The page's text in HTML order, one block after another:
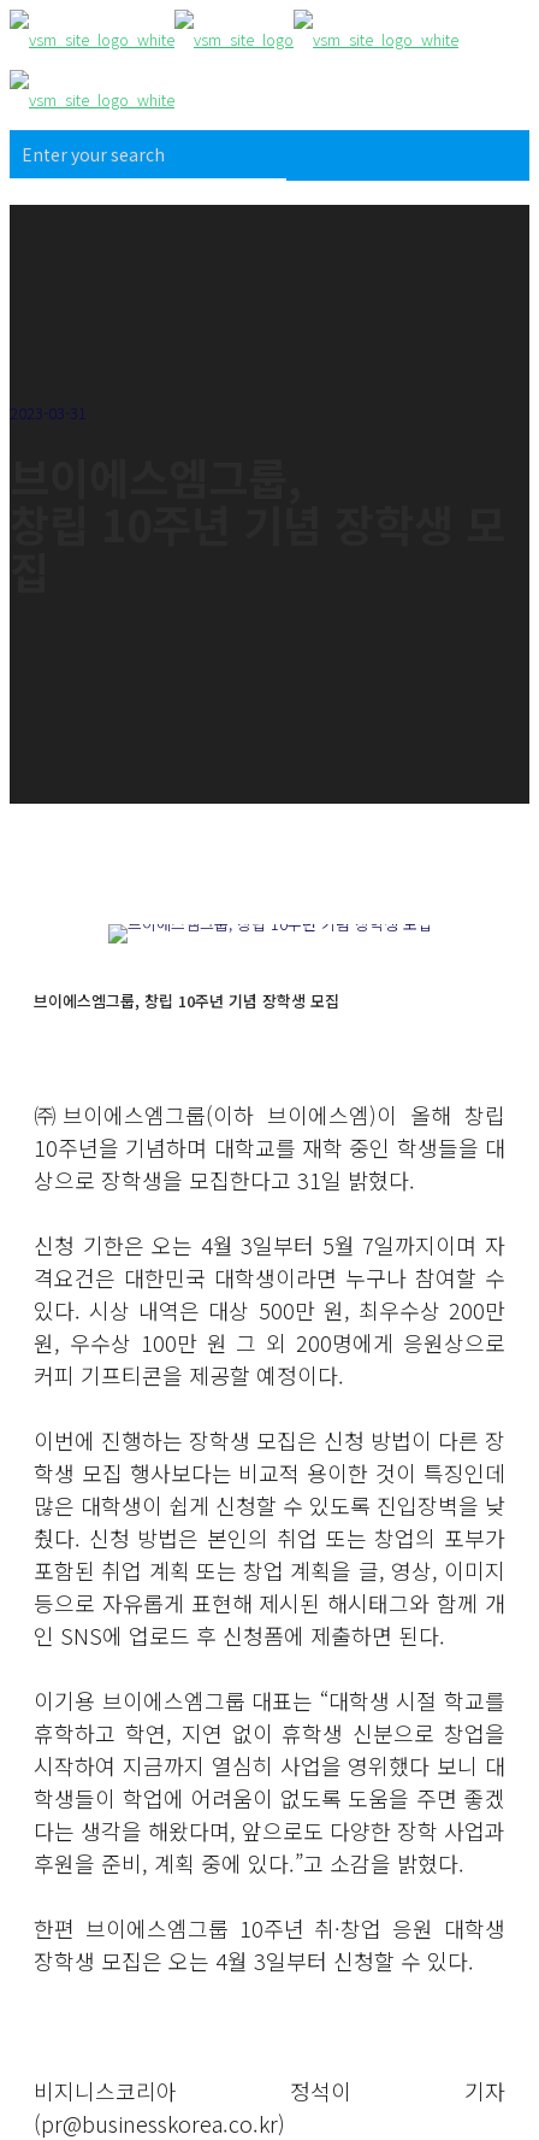
2023-03-31
브이에스엠그룹, 창립 10주년 기념 장학생 모집
㈜브이에스엠그룹(이하 브이에스엠)이 올해 창립
10주년을 기념하며 대학교를 재학 중인 학생들을 대
상으로 장학생을 모집한다고 31일 밝혔다.
신청 기한은 오는 4월 3일부터 5월 7일까지이며 자
격요건은 대한민국 대학생이라면 누구나 참여할 수
있다. 시상 내역은 대상 500만 원, 최우수상 200만
원, 우수상 100만 원 그 외 200명에게 응원상으로
커피 기프티콘을 제공할 예정이다.
이번에 진행하는 장학생 모집은 신청 방법이 다른 장
학생 모집 행사보다는 비교적 용이한 것이 특징인데
많은 대학생이 쉽게 신청할 수 있도록 진입장벽을 낮
췄다. 신청 방법은 본인의 취업 또는 창업의 포부가
포함된 취업 계획 또는 창업 계획을 글, 영상, 이미지
등으로 자유롭게 표현해 제시된 해시태그와 함께 개
인 SNS에 업로드 후 신청폼에 제출하면 된다.
이기용 브이에스엠그룹 대표는 “대학생 시절 학교를
휴학하고 학연, 지연 없이 휴학생 신분으로 창업을
시작하여 지금까지 열심히 사업을 영위했다 보니 대
학생들이 학업에 어려움이 없도록 도움을 주면 좋겠
다는 생각을 해왔다며, 앞으로도 다양한 장학 사업과
후원을 준비, 계획 중에 있다.”고 소감을 밝혔다.
한편 브이에스엠그룹 10주년 취·창업 응원 대학생
장학생 모집은 오는 4월 3일부터 신청할 수 있다.
비지니스코리아 정석이 기자
(pr@businesskorea.co.kr)